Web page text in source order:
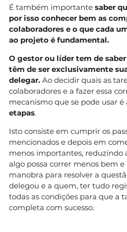
É também importante saber
por isso conhecer bem as
colaboradores e o que cada
ao projeto é fundamental.
O gestor ou líder tem de
têm de ser exclusivamente
delegar. Ao decidir quais as
colaboradores e a fazer essa
mecanismo que se pode usar é
etapas.
Isto consiste em cumprir os
mencionados e depois em
menos importantes, reduzindo
algo possa correr menos bem
manobra para resolver a
delegou e a quem, ter tudo
todas as condições para que a
completa com sucesso.